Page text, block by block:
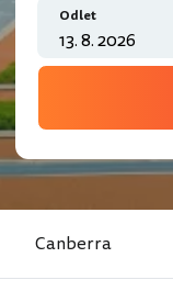
Odlet
Canberra